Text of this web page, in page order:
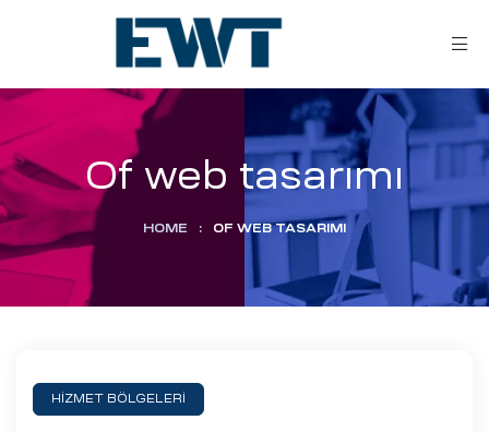
Of web tasarımı
HOME : OF WEB TASARIMI
HİZMET BÖLGELERİ